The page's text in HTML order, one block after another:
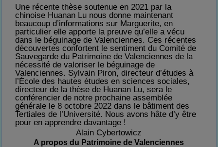
Une récente thèse soutenue en 2021 par la
chinoise Huanan Lu nous donne maintenant
beaucoup d’informations sur Marguerite, en
particulier elle apporte la preuve qu’elle a vécu
dans le béguinage de Valenciennes. Ces récentes
découvertes confortent le sentiment du Comité de
Sauvegarde du Patrimoine de Valenciennes de la
nécessité de valoriser le béguinage de
Valenciennes. Sylvain Piron, directeur d’études à
l’École des hautes études en sciences sociales,
directeur de la thèse de Huanan Lu, sera le
conférencier de notre prochaine assemblée
générale le 8 octobre 2022 dans le bâtiment des
Tertiales de l’Université. Nous avons hâte d’y être
pour en apprendre davantage !
Alain Cybertowicz
A propos du Patrimoine de Valenciennes